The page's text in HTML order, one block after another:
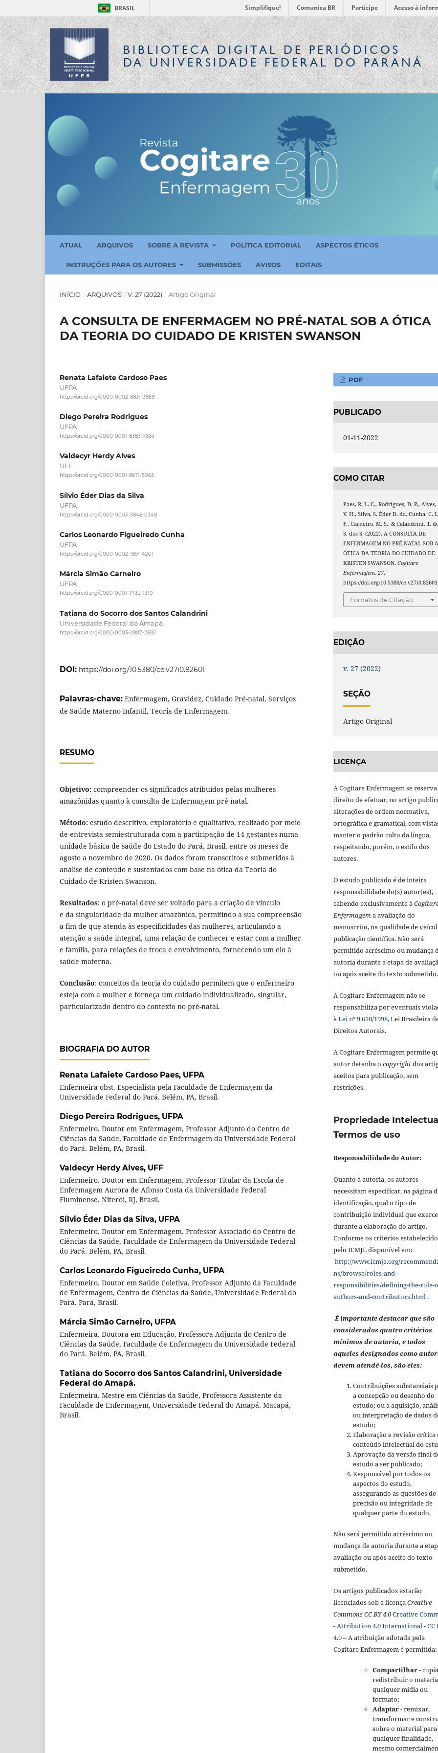
BRASIL Simplifique! Comunica BR Participe Acesso à
BIBLIOTECA DIGITALDE PERIÓDICOS
DA UNIVERSIDADE FEDERAL DO PARANÁ
ATUAL ARQUIVOS SOBRE A REVISTA POLÍTICA EDITORIAL ASPECTOS ÉTICOS
INSTRUÇÕES PARA OS AUTORES SUBMISSÕES AVISOS EDITAIS
INÍCIO / ARQUIVOS / V. 27 (2022) / Artigo Original
A CONSULTA DE ENFERMAGEM NO PRÉ-NATAL SOB A ÓTICA
DA TEORIA DO CUIDADO DE KRISTEN SWANSON
Renata Lafaiete Cardoso Paes
UFPA
https://orcid.org/0000-0002-8831-3858
Diego Pereira Rodrigues
UFPA
https://orcid.org/0000-0001-8383-7663
Valdecyr Herdy Alves
UFF
https://orcid.org/0000-0001-8671-5063
Sílvio Éder Dias da Silva
UFPA
https://orcid.org/0000-0003-3848-0348
Carlos Leonardo Figueiredo Cunha
UFPA
https://orcid.org/0000-0002-1891-4201
Márcia Simão Carneiro
UFPA
https://orcid.org/0000-0001-7732-1310
Tatiana do Socorro dos Santos Calandrini
Universidade Federal do Amapá.
https://orcid.org/0000-0003-2807-2682
DOI: https://doi.org/10.5380/ce.v27i0.82601
Palavras-chave: Enfermagem, Gravidez, Cuidado Pré-natal, Serviços
de Saúde Materno-Infantil, Teoria de Enfermagem.
RESUMO
Objetivo: compreender os significados atribuídos pelas mulheres
amazônidas quanto à consulta de Enfermagem pré-natal.
Método: estudo descritivo, exploratório e qualitativo, realizado por meio
de entrevista semiestruturada com a participação de 14 gestantes numa
unidade básica de saúde do Estado do Pará, Brasil, entre os meses de
agosto a novembro de 2020. Os dados foram transcritos e submetidos à
análise de conteúdo e sustentados com base na ótica da Teoria do
Cuidado de Kristen Swanson.
Resultados: o pré-natal deve ser voltado para a criação de vínculo
e da singularidade da mulher amazônica, permitindo a sua compreensão
a fim de que atenda às especificidades das mulheres, articulando a
atenção a saúde integral, uma relação de conhecer e estar com a mulher
e família, para relações de troca e envolvimento, fornecendo um elo à
saúde materna.
Conclusão: conceitos da teoria do cuidado permitem que o enfermeiro
esteja com a mulher e forneça um cuidado individualizado, singular,
particularizado dentro do contexto no pré-natal.
BIOGRAFIA DO AUTOR
Renata Lafaiete Cardoso Paes, UFPA
Enfermeira obst. Especialista pela Faculdade de Enfermagem da
Universidade Federal do Pará. Belém, PA, Brasil.
Diego Pereira Rodrigues, UFPA
Enfermeiro. Doutor em Enfermagem, Professor Adjunto do Centro de
Ciências da Saúde, Faculdade de Enfermagem da Universidade Federal
do Pará. Belém, PA, Brasil.
Valdecyr Herdy Alves, UFF
Enfermeiro. Doutor em Enfermagem. Professor Titular da Escola de
Enfermagem Aurora de Afonso Costa da Universidade Federal
Fluminense. Niterói, RJ, Brasil.
Sílvio Éder Dias da Silva, UFPA
Enfermeiro. Doutor em Enfermagem. Professor Associado do Centro de
Ciências da Saúde, Faculdade de Enfermagem da Universidade Federal
do Pará. Belém, PA, Brasil.
Carlos Leonardo Figueiredo Cunha, UFPA
Enfermeiro. Doutor em Saúde Coletiva, Professor Adjunto da Faculdade
de Enfermagem, Centro de Ciências da Saúde, Universidade Federal do
Pará. Pará, Brasil.
Márcia Simão Carneiro, UFPA
Enfermeira. Doutora em Educação, Professora Adjunta do Centro de
Ciências da Saúde, Faculdade de Enfermagem da Universidade Federal
do Pará. Belém, PA, Brasil.
Tatiana do Socorro dos Santos Calandrini, Universidade
Federal do Amapá.
Enfermeira. Mestre em Ciências da Saúde, Professora Assistente da
Faculdade de Enfermagem, Universidade Federal do Amapá. Macapá,
Brasil.
PDF
PUBLICADO
01-11-2022
COMO CITAR
Paes, R. L. C., Rodrigues, D. P., Alves,
V. H., Silva, S. Éder D. da, Cunha, C.
F., Carneiro, M. S., & Calandrini, T.
S. dos S. (2022). A CONSULTA DE
ENFERMAGEM NO PRÉ-NATAL SOB A
ÓTICA DA TEORIA DO CUIDADO DE
KRISTEN SWANSON.Cogitare
Enfermagem,27.
https://doi.org/10.5380/ce.v27i0.82601
Fomatos de Citação
EDIÇÃO
v. 27 (2022)
SEÇÃO
Artigo Original
LICENÇA
A Cogitare Enfermagem se
direito de efetuar, no artigo
alterações de ordem normativa,
ortográfica e gramatical, com
manter o padrão culto da língua,
respeitando, porém, o estilo dos
autores.
O estudo publicado é de inteira
responsabilidade do(s) autor(es),
cabendo exclusivamente à
Enfermagema avaliação do
manuscrito, na qualidade de
publicação científica. Não será
permitido acréscimo ou mudança
autoria durante a etapa de
ou após aceite do texto submetido.
A Cogitare Enfermagem não se
responsabiliza por eventuais
àLei nº 9.610/1998, Lei Brasileira
Direitos Autorais.
A Cogitare Enfermagem permite
autor detenha o copyrightdos
aceitos para publicação, sem
restrições.
Propriedade
Termos de uso
Responsabilidade do Autor:
Quanto à autoria, os autores
necessitam especificar, na página
identificação, qual o tipo de
contribuição individual que
durante a elaboração do artigo.
Conforme os critérios
pelo ICMJE disponível em:
http://www.icmje.org/
ns/browse/roles-and-
responsibilities/defining-the-role-
authors-and-contributors.html .
É importante destacar que são
considerados quatro critérios
mínimos de autoria, e todos
aqueles designados como
devem atendê-los, são eles:
Contribuições substanciais
a concepção ou desenho do
estudo; ou a aquisição,
ou interpretação de dados
estudo;
Elaboração e revisão crítica
conteúdo intelectual do
Aprovação da versão final
estudo a ser publicado;
Responsável por todos os
aspectos do estudo,
assegurando as questões de
precisão ou integridade de
qualquer parte do estudo.
Não será permitido acréscimo ou
mudança de autoria durante a
avaliação ou após aceite do texto
submetido.
Os artigos publicados estarão
licenciados sob a licença Creative
Commons CC BY 4.0Creative
- Attribution 4.0 International - CC
4.0– A atribuição adotada pela
Cogitare Enfermagem é permitida:
Compartilhar-
redistribuir o
qualquer mídia ou
formato;
Adaptar- remixar,
transformar e
sobre o material para
qualquer finalidade,
mesmo